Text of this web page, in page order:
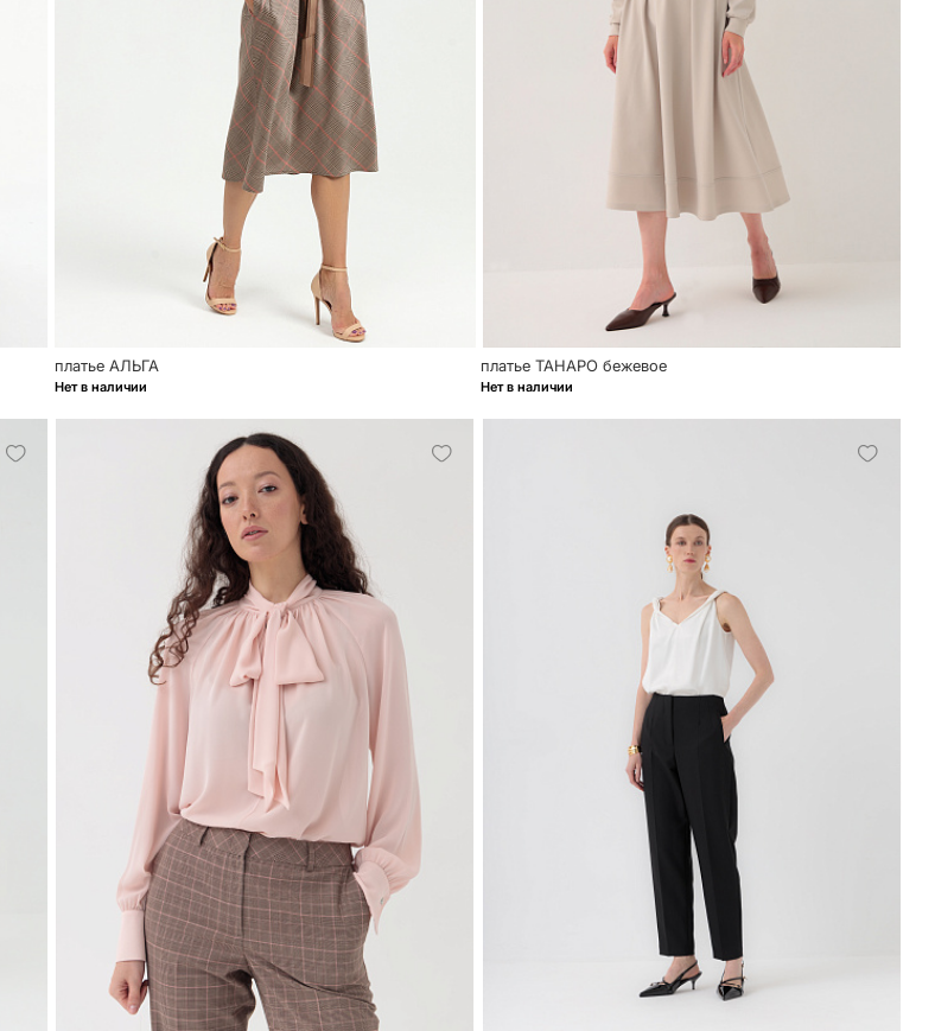
платье АЛЬГА
Нет в наличии
платье ТАНАРО бежевое
Нет в наличии